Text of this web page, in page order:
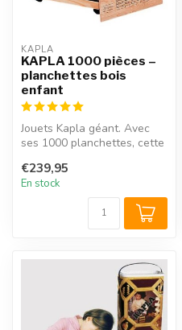
KAPLA
KAPLA 1000 pièces –
planchettes bois
enfant
Jouets Kapla géant. Avec
ses 1000 planchettes, cette
€239,95
En stock